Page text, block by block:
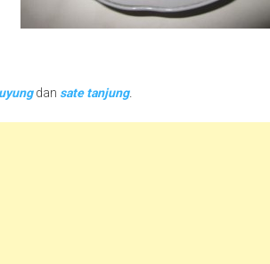
dan sate tanjung.